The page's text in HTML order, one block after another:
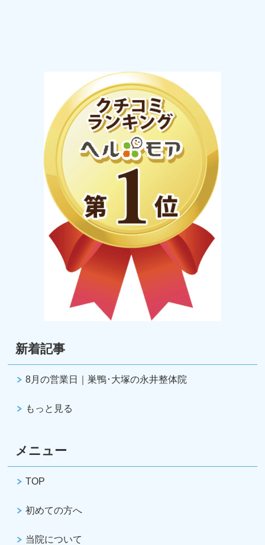
新着記事
8月の営業日｜巣鴨･大塚の永井整体院
もっと見る
メニュー
TOP
初めての方へ
当院について